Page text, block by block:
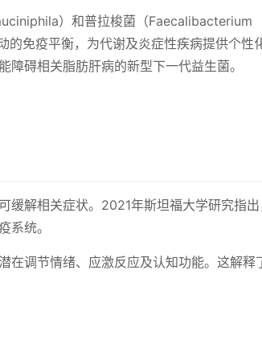
）和普拉梭菌（Faecalibacterium
免疫平衡，为代谢及炎症性疾病提供个性
碍相关脂肪肝病的新型下一代益生菌。
缓解相关症状。2021年斯坦福大学研究指
系统。
在调节情绪、应激反应及认知功能。这解释